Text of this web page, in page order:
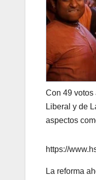
Con 49 votos
Liberal y de
aspectos
https://
La reforma